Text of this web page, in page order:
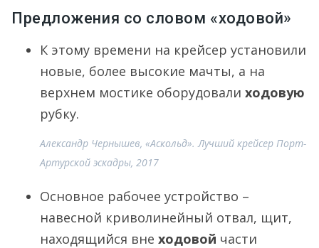
Предложения со словом «ходовой»
К этому времени на крейсер установили
новые, более высокие мачты, а на
верхнем мостике оборудовали ходовую
рубку.
Александр Чернышев, «Аскольд». Лучший крейсер Порт-
Артурской эскадры, 2017
Основное рабочее устройство –
навесной криволинейный отвал, щит,
находящийся вне ходовой части